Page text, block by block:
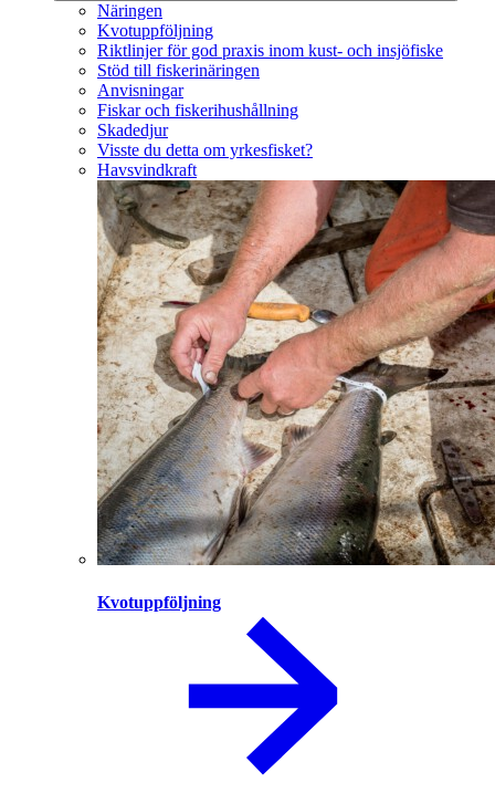
Näringen
Kvotuppföljning
Riktlinjer för god praxis inom kust- och insjöfiske
Stöd till fiskerinäringen
Anvisningar
Fiskar och fiskerihushållning
Skadedjur
Visste du detta om yrkesfisket?
Havsvindkraft
Kvotuppföljning